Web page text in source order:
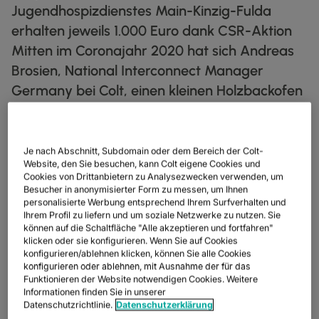
globe_book IP‑TRANSIT
docs DATENBLÄTTER
KAPITALMÄRKTE
GROSSHANDEL & HYPERSCALER
DIGITALE
GLOBALE PLATTFORM
Wir vereinen Ihr digitales Ökosystem in einer sicheren, intelligenten
Plattform.
DIENSTLEISTUNGEN
REALE ERGEBNISSE
Intelligente Lösungen, die das Verbinden, Skalieren und Wachsen
NETZWERK SPRACHE & UC
SICHERHEIT
INFRASTRUKTURNETZDIENSTE
DUNKLE GLASFASER
UNSER NETZWERK PARTNER
UNSER NETZWERK
RESSOURCEN
Jugendhospizdienstes Main-Kinzig-Fulda
erhalten jeweils 1.000 Euro dank CSR-Aktion
Mitten im Coronajahr 2020 hat sich Andreas
Brosien, National Interconnect Manager
Germany bei Colt, einen kleinen Holzbackofen
Hospiz St. Elisabeth Kinzigtal und Kinder- und
Jugendhospizdienstes Main-Kinzig-Fulda erhalten jeweils 1.000
Euro dank CSR-AktionMitten im Coronajahr 2020 hat sich
Andreas Brosien, National Interconnect Manager Germany bei
Colt, einen kleinen Holzbackofen in seinen Garten in Meerholz
(Main-Kinzig-Kreis) gebaut. Seine Mission: Mit
Selbstgebackenem Glück in die Welt bringen. Seitdem werden
seine Verwandten, Nachbarn und Freunde mehrmals im Jahr mit
frischem Brot, Pizza und Kuchen versorgt. Alle, die von
Leckereien profitieren, können eine kleine Spende in ein
Je nach Abschnitt, Subdomain oder dem Bereich der Colt-
Website, den Sie besuchen, kann Colt eigene Cookies und
Cookies von Drittanbietern zu Analysezwecken verwenden, um
Besucher in anonymisierter Form zu messen, um Ihnen
personalisierte Werbung entsprechend Ihrem Surfverhalten und
Ihrem Profil zu liefern und um soziale Netzwerke zu nutzen. Sie
können auf die Schaltfläche "Alle akzeptieren und fortfahren"
klicken oder sie konfigurieren. Wenn Sie auf Cookies
konfigurieren/ablehnen klicken, können Sie alle Cookies
konfigurieren oder ablehnen, mit Ausnahme der für das
Funktionieren der Website notwendigen Cookies. Weitere
Informationen finden Sie in unserer
Datenschutzrichtlinie. Datenschutzerklärung